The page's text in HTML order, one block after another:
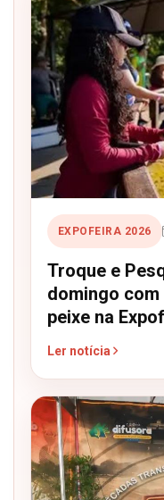
EXPOFEIRA 2026
Troque e
domingo
peixe na
Ler notícia